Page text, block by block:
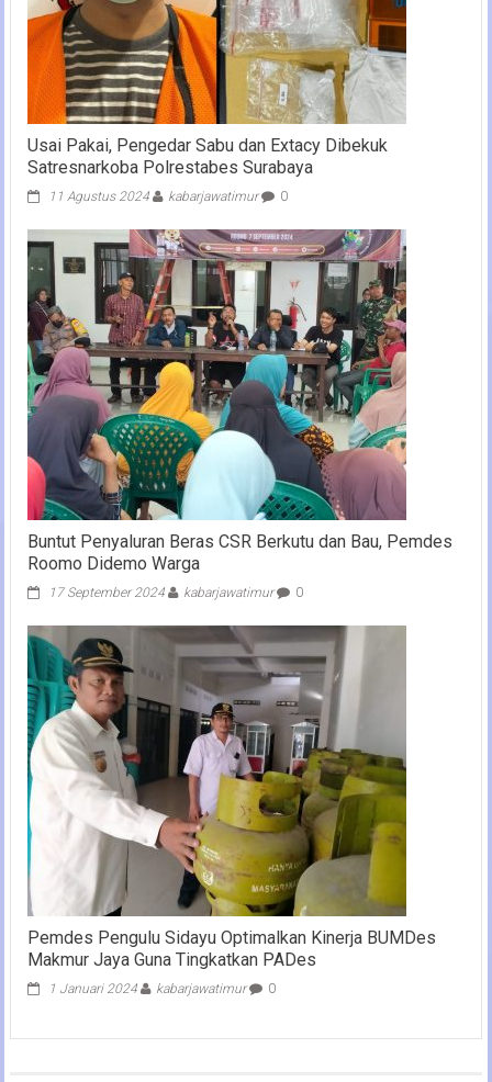
Usai Pakai, Pengedar Sabu dan Extacy Dibekuk
Satresnarkoba Polrestabes Surabaya
11 Agustus 2024 kabarjawatimur 0
Buntut Penyaluran Beras CSR Berkutu dan Bau, Pemdes
Roomo Didemo Warga
17 September 2024 kabarjawatimur 0
Pemdes Pengulu Sidayu Optimalkan Kinerja BUMDes
Makmur Jaya Guna Tingkatkan PADes
1 Januari 2024 kabarjawatimur 0